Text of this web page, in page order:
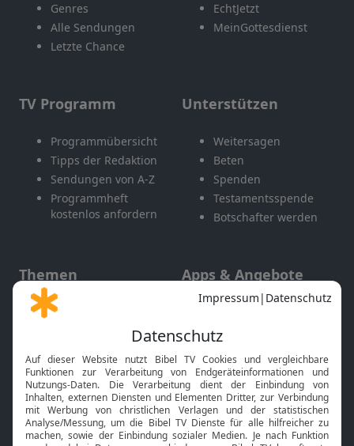
Genres
Alle Sendungen
Letzte Chance
EchtJetzt
MeinGottesdienst
TV Programm
Programmübersicht
Tipps der Redaktion
Sendungen von A-Z
Programmheft
kostenlos anfordern
Unterstützen
Weitersagen
Beten
Spenden
Testamentsspende
Botschafter werden
Themen
Gott und Bibel erklärt
Neuigkeiten
Apps & Angebote
Mobile App
Smart TV
HbbTV
Bibelthek Online-Bibel
Nächster Gottesdienst